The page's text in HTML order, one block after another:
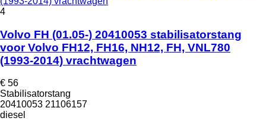
4
Volvo FH (01.05-) 20410053 stabilisatorstang
voor Volvo FH12, FH16, NH12, FH, VNL780
(1993-2014) vrachtwagen
€ 56
Stabilisatorstang
20410053 21106157
diesel